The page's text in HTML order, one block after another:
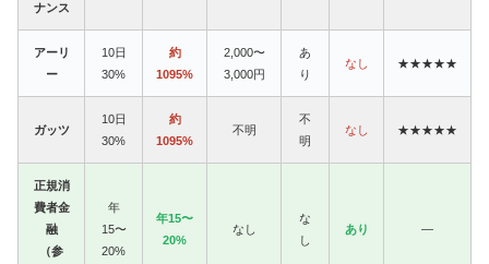
ナンス
アーリ
ー
10日
30%
約
1095%
2,000〜
3,000円
あ
り
なし ★★★★★
ガッツ
10日
30%
約
1095%
不明
不
明
なし ★★★★★
正規消
費者金
融
（参
年
15〜
20%
年15〜
20%
なし
な
し
あり —